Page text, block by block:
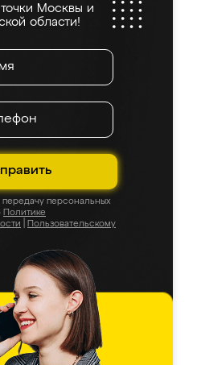
Москвы и
области!
персональных
Политике
Пользовательскому